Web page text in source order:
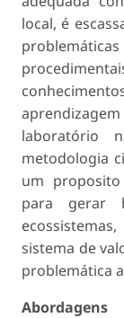
local, é
laboratório
metodologia
um
para gerar
sistema de
problemática